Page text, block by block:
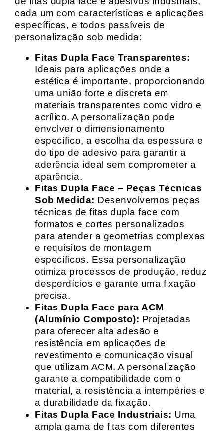
cada um com características e aplicações
específicas, e todos passíveis de
personalização sob medida:
Fitas Dupla Face Transparentes:
Ideais para aplicações onde a
estética é importante, proporcionando
uma união forte e discreta em
materiais transparentes como vidro e
acrílico. A personalização pode
envolver o dimensionamento
específico, a escolha da espessura e
do tipo de adesivo para garantir a
aderência ideal sem comprometer a
aparência.
Fitas Dupla Face – Peças Técnicas
Sob Medida: Desenvolvemos peças
técnicas de fitas dupla face com
formatos e cortes personalizados
para atender a geometrias complexas
e requisitos de montagem
específicos. Essa personalização
otimiza processos de produção, reduz
desperdícios e garante uma fixação
precisa.
Fitas Dupla Face para ACM
(Alumínio Composto): Projetadas
para oferecer alta adesão e
resistência em aplicações de
revestimento e comunicação visual
que utilizam ACM. A personalização
garante a compatibilidade com o
material, a resistência a intempéries e
a durabilidade da fixação.
Fitas Dupla Face Industriais: Uma
ampla gama de fitas com diferentes